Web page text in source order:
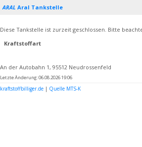
ARAL Aral Tankstelle
Diese Tankstelle ist zurzeit geschlossen. Bitte
Kraftstoffart
An der Autobahn 1, 95512 Neudrossenfeld
Letzte Änderung: 06.08.2026 19:06
kraftstoffbilliger.de | Quelle MTS-K